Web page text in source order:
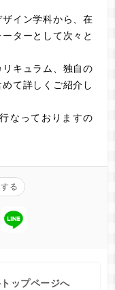
イン学科から、在
ターとして次々と
キュラム、独自の
て詳しくご紹介し
なっておりますの
る
ップページへ